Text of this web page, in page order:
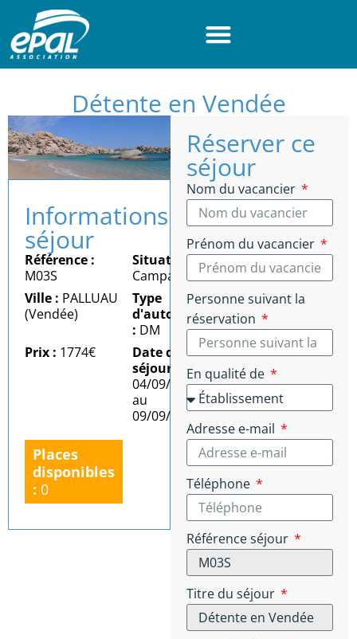
Détente en Vendée
Informations
séjour
Référence :
M03S
Situation :
Campagne
Ville : PALLUAU
(Vendée)
Type
d'autonomie
: DM
Prix : 1774€
Date du
séjour :
Du
04/09/2026
au
09/09/2026
Places
disponibles
: 0
Réserver ce
séjour
Nom du vacancier
Prénom du vacancier
Personne suivant la
réservation
En qualité de
Adresse e-mail
Téléphone
Référence séjour
Titre du séjour
Panneau de gestion des cookies